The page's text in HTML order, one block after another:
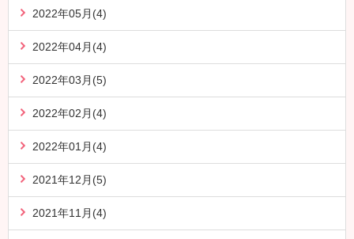
2022年05月(4)
2022年04月(4)
2022年03月(5)
2022年02月(4)
2022年01月(4)
2021年12月(5)
2021年11月(4)